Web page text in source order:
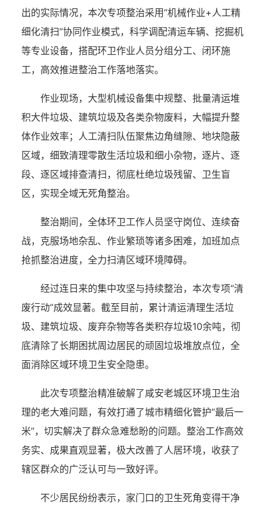
出的实际情况，本次专项整治采用“机械作业+人工精
细化清扫”协同作业模式，科学调配清运车辆、挖掘机
等专业设备，搭配环卫作业人员分组分工、闭环施
工，高效推进整治工作落地落实。
作业现场，大型机械设备集中规整、批量清运堆
积大件垃圾、建筑垃圾及各类杂物废料，大幅提升整
体作业效率；人工清扫队伍聚焦边角缝隙、地块隐蔽
区域，细致清理零散生活垃圾和细小杂物，逐片、逐
段、逐区域排查清扫，彻底杜绝垃圾残留、卫生盲
区，实现全域无死角整治。
整治期间，全体环卫工作人员坚守岗位、连续奋
战，克服场地杂乱、作业繁琐等诸多困难，加班加点
抢抓整治进度，全力扫清区域环境障碍。
经过连日来的集中攻坚与持续整治，本次专项“清
废行动”成效显著。截至目前，累计清运清理生活垃
圾、建筑垃圾、废弃杂物等各类积存垃圾10余吨，彻
底清除了长期困扰周边居民的顽固垃圾堆放点位，全
面消除区域环境卫生安全隐患。
此次专项整治精准破解了咸安老城区环境卫生治
理的老大难问题，有效打通了城市精细化管护“最后一
米”，切实解决了群众急难愁盼的问题。整治工作高效
务实、成果直观显著，极大改善了人居环境，收获了
辖区群众的广泛认可与一致好评。
不少居民纷纷表示，家门口的卫生死角变得干净